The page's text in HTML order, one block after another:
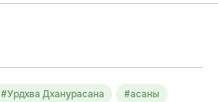
#Урдхва Дханурасана
#асаны